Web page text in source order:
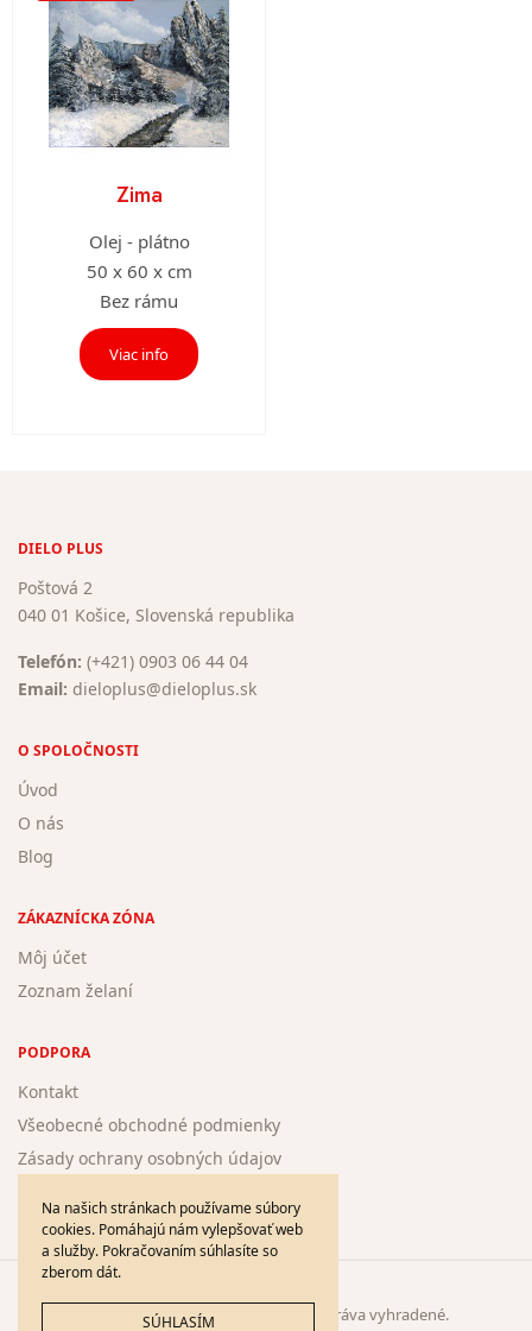
Zima
Olej - plátno
50 x 60 x cm
Bez rámu
Viac info
DIELO PLUS
Poštová 2
040 01 Košice, Slovenská republika
Telefón: (+421) 0903 06 44 04
Email: dieloplus@dieloplus.sk
O SPOLOČNOSTI
Úvod
O nás
Blog
ZÁKAZNÍCKA ZÓNA
Môj účet
Zoznam želaní
PODPORA
Kontakt
Všeobecné obchodné podmienky
Zásady ochrany osobných údajov
© 2005 - 2026DieloPlus.sk . Všetky práva vyhradené.
Na našich stránkach používame súbory
cookies. Pomáhajú nám vylepšovať web
a služby. Pokračovaním súhlasíte so
zberom dát.
SÚHLASÍM